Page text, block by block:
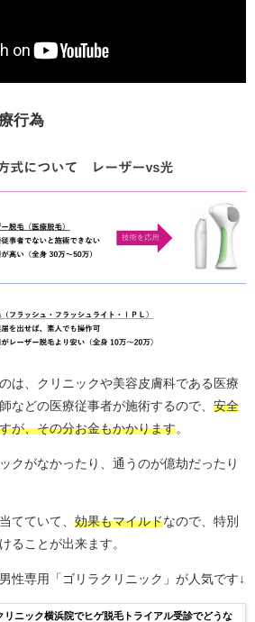
行為
は、クリニックや美容皮膚科である医療
などの医療従事者が施術するので、 安全
が、その分お金もかかります
クがなかったり、通うのが億劫だったり
てていて、 効果もマイルドなので、特別
ることが出来ます。
性専用「ゴリラクリニック」が人気です↓
リニック横浜院でヒゲ脱毛トライアル受診でどうな